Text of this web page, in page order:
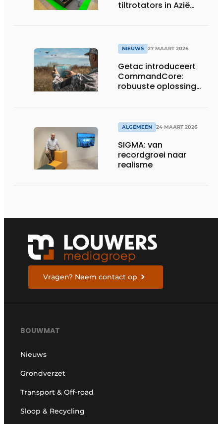
tiltrotators in Azië
NIEUWS 27 MAART 2026
Getac introduceert
CommandCore:
robuuste oplossing
ALGEMEEN 24 MAART 2026
SIGMA: van
recordgroei naar
realisme
Vragen? Neem contact op
BOUWMAT
Nieuws
Grondverzet
Transport & Off-road
Sloop & Recycling